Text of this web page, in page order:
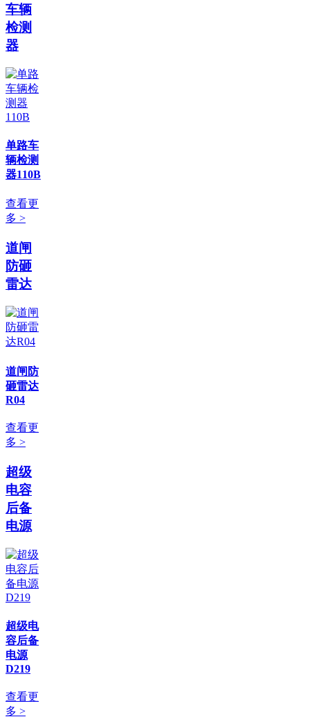
车辆
检测
器
单路车
辆检测
器110B
查看更
多 >
道闸
防砸
雷达
道闸防
砸雷达
R04
查看更
多 >
超级
电容
后备
电源
超级电
容后备
电源
D219
查看更
多 >